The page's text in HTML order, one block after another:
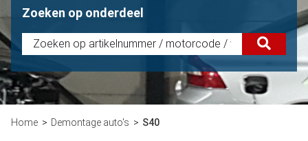
Zoeken op onderdeel
Home Demontage auto's S40